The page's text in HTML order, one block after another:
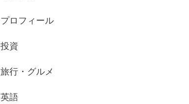
プロフィール
投資
旅行・グルメ
英語